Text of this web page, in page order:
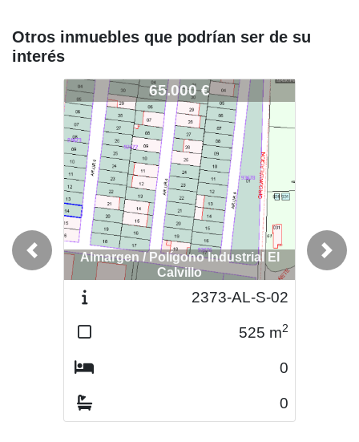
Otros inmuebles que podrían ser de su
interés
2548-CAMP-T-03
65.000 €
Almargen / Polígono Industrial El
Calvillo
2373-AL-S-02
525 m2
0
0
Previous Next